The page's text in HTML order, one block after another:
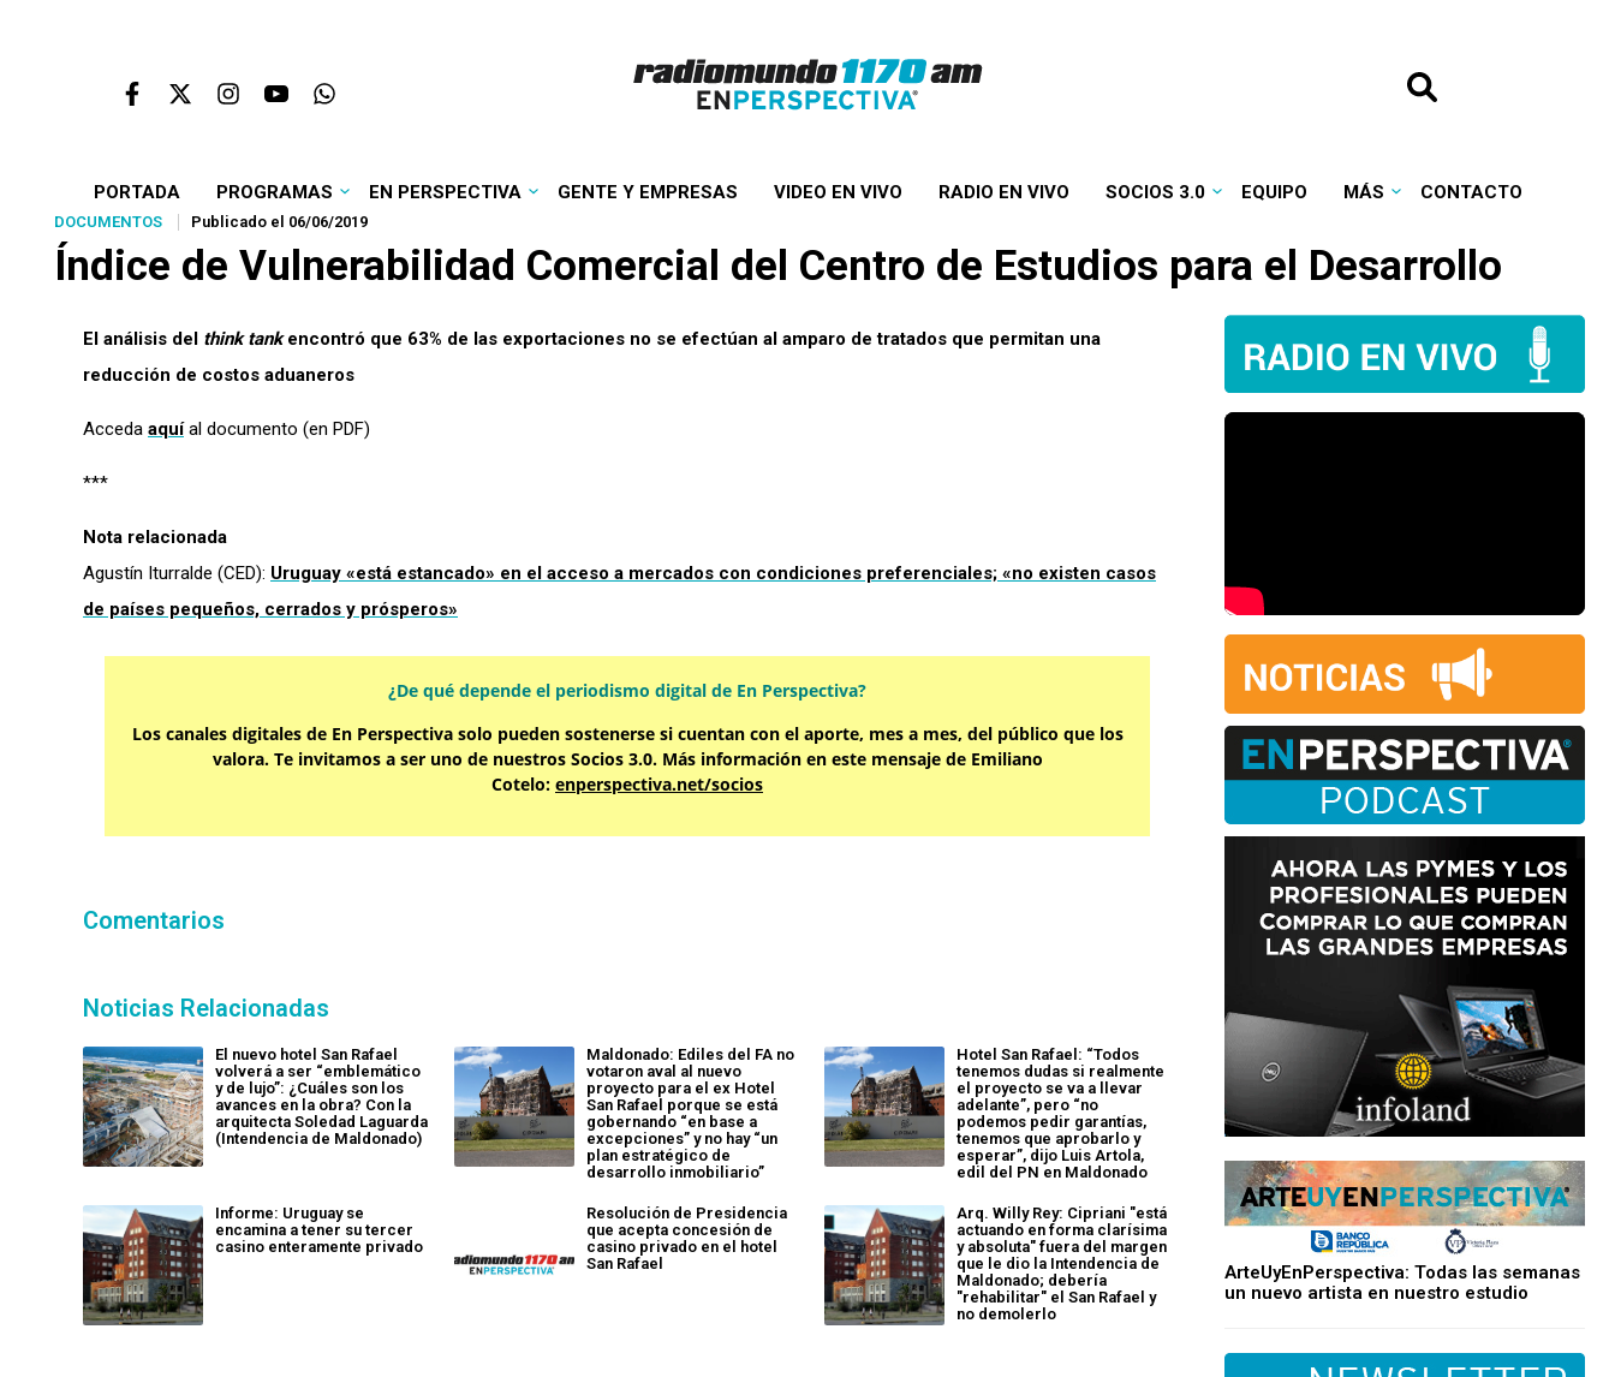
PORTADA PROGRAMAS EN PERSPECTIVA GENTE Y EMPRESAS VIDEO EN VIVO RADIO EN VIVO SOCIOS 3.0 EQUIPO MÁS CONTACTO
DOCUMENTOS Publicado el 06/06/2019
Índice de Vulnerabilidad Comercial del Centro de Estudios para el Desarrollo
El análisis del think tankencontró que 63% de las exportaciones no se efectúan al amparo de tratados que permitan una
reducción de costos aduaneros
Acceda aquíal documento (en PDF)
***
Nota relacionada
Agustín Iturralde (CED): Uruguay «está estancado» en el acceso a mercados con condiciones preferenciales; «no existen casos
de países pequeños, cerrados y prósperos»
¿De qué depende el periodismo digital de En Perspectiva?
Los canales digitales de En Perspectiva solo pueden sostenerse si cuentan con el aporte, mes a mes, del público que los
valora. Te invitamos a ser uno de nuestros Socios 3.0. Más información en este mensaje de Emiliano
Cotelo: enperspectiva.net/socios
Comentarios
Noticias Relacionadas
El nuevo hotel San Rafael
volverá a ser “emblemático
y de lujo”: ¿Cuáles son los
avances en la obra? Con la
arquitecta Soledad Laguarda
(Intendencia de Maldonado)
Maldonado: Ediles del FA no
votaron aval al nuevo
proyecto para el ex Hotel
San Rafael porque se está
gobernando “en base a
excepciones” y no hay “un
plan estratégico de
desarrollo inmobiliario”
Hotel San Rafael: “Todos
tenemos dudas si realmente
el proyecto se va a llevar
adelante”, pero “no
podemos pedir garantías,
tenemos que aprobarlo y
esperar”, dijo Luis Artola,
edil del PN en Maldonado
Informe: Uruguay se
encamina a tener su tercer
casino enteramente privado
Resolución de Presidencia
que acepta concesión de
casino privado en el hotel
San Rafael
Arq. Willy Rey: Cipriani "está
actuando en forma clarísima
y absoluta" fuera del margen
que le dio la Intendencia de
Maldonado; debería
"rehabilitar" el San Rafael y
no demolerlo
ArteUyEnPerspectiva: Todas las semanas
un nuevo artista en nuestro estudio